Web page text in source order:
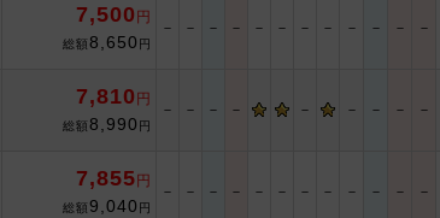
7,500 円
総額8,650 円
－ － － － － － － － － － － －
7,810 円
総額8,990 円
－ － － － － － － － －
7,855 円
総額 9,040 円
－ － － － － － － － － － － －